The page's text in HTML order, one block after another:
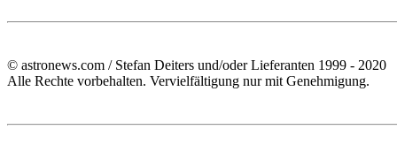
© astronews.com / Stefan Deiters und/oder Lieferanten 1999 - 2020
Alle Rechte vorbehalten. Vervielfältigung nur mit Genehmigung.